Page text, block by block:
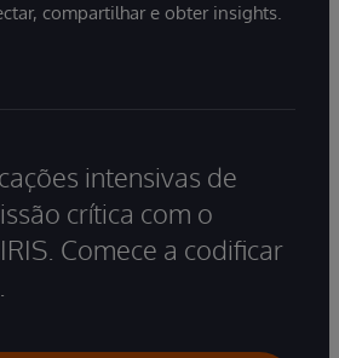
compartilhar e obter insights.
intensivas de
crítica com o
Comece a codificar